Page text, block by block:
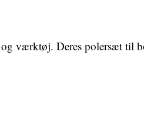
værktøj. Deres polersæt til